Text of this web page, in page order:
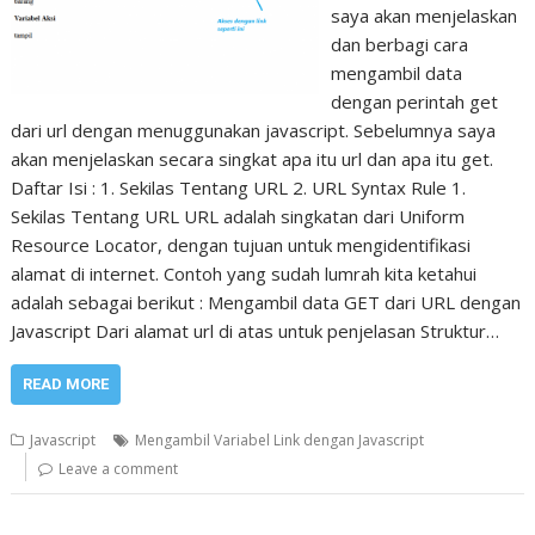
saya akan menjelaskan
dan berbagi cara
mengambil data
dengan perintah get
dari url dengan menuggunakan javascript. Sebelumnya saya
akan menjelaskan secara singkat apa itu url dan apa itu get.
Daftar Isi : 1. Sekilas Tentang URL 2. URL Syntax Rule 1.
Sekilas Tentang URL URL adalah singkatan dari Uniform
Resource Locator, dengan tujuan untuk mengidentifikasi
alamat di internet. Contoh yang sudah lumrah kita ketahui
adalah sebagai berikut : Mengambil data GET dari URL dengan
Javascript Dari alamat url di atas untuk penjelasan Struktur…
READ MORE
Javascript
Mengambil Variabel Link dengan Javascript
Leave a comment